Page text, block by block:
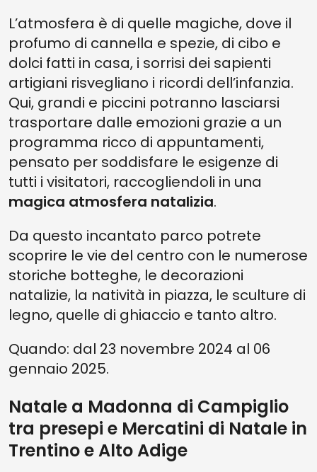
L’atmosfera è di quelle magiche, dove il
profumo di cannella e spezie, di cibo e
dolci fatti in casa, i sorrisi dei sapienti
artigiani risvegliano i ricordi dell’infanzia.
Qui, grandi e piccini potranno lasciarsi
trasportare dalle emozioni grazie a un
programma ricco di appuntamenti,
pensato per soddisfare le esigenze di
tutti i visitatori, raccogliendoli in una
magica atmosfera natalizia.
Da questo incantato parco potrete
scoprire le vie del centro con le numerose
storiche botteghe, le decorazioni
natalizie, la natività in piazza, le sculture di
legno, quelle di ghiaccio e tanto altro.
Quando: dal 23 novembre 2024 al 06
gennaio 2025.
Natale a Madonna di Campiglio
tra presepi e Mercatini di Natale in
Trentino e Alto Adige